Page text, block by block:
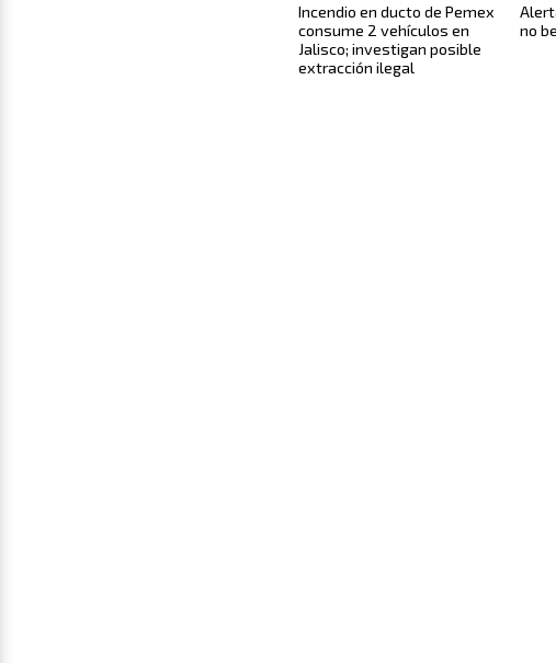
Incendio en ducto de Pemex
consume 2 vehículos en
Jalisco; investigan posible
extracción ilegal
no